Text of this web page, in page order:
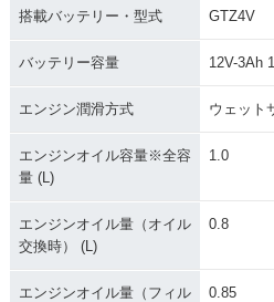
搭載バッテリー・型式 GTZ4V
バッテリー容量 12V-3Ah
エンジン潤滑方式 ウェット
エンジンオイル容量※全容
量 (L)
1.0
エンジンオイル量（オイル
交換時） (L)
0.8
エンジンオイル量（フィル
0.85